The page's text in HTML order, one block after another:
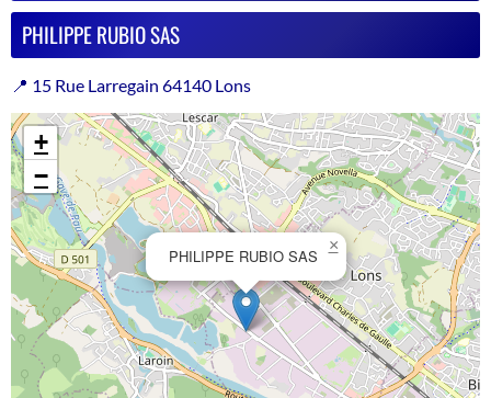
PHILIPPE RUBIO SAS
📍 15 Rue Larregain 64140 Lons
PHILIPPE RUBIO SAS
×
+
−